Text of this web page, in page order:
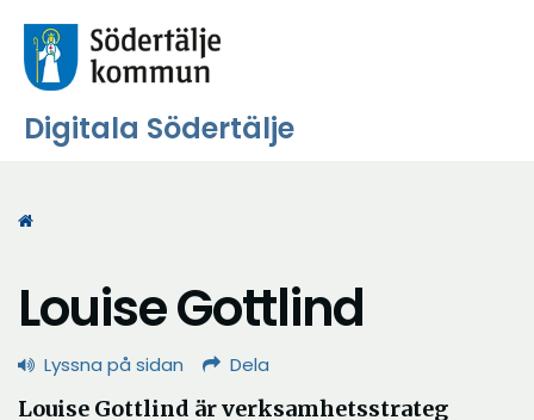
Digitala Södertälje
Start
Louise Gottlind
Lyssna på sidan Dela
Louise Gottlind är verksamhetsstrateg